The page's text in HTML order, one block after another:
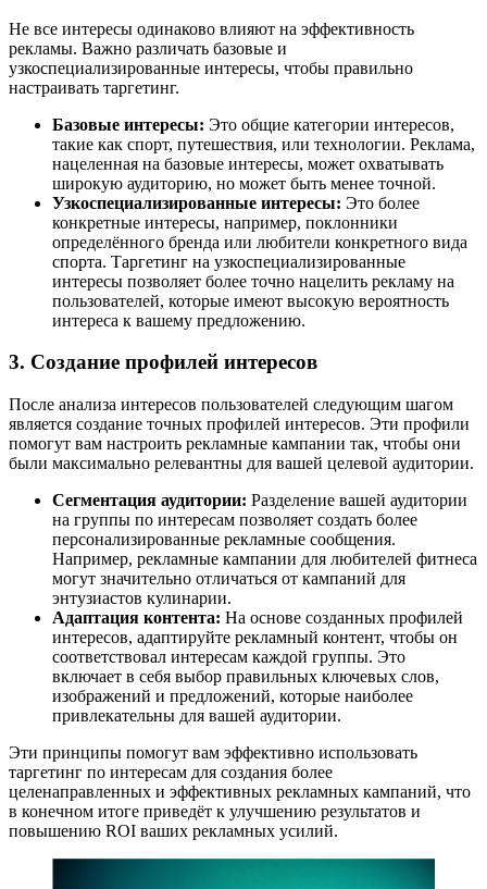
Не все интересы одинаково влияют на эффективность
рекламы. Важно различать базовые и
узкоспециализированные интересы, чтобы правильно
настраивать таргетинг.
Базовые интересы: Это общие категории интересов,
такие как спорт, путешествия, или технологии. Реклама,
нацеленная на базовые интересы, может охватывать
широкую аудиторию, но может быть менее точной.
Узкоспециализированные интересы: Это более
конкретные интересы, например, поклонники
определённого бренда или любители конкретного вида
спорта. Таргетинг на узкоспециализированные
интересы позволяет более точно нацелить рекламу на
пользователей, которые имеют высокую вероятность
интереса к вашему предложению.
3. Создание профилей интересов
После анализа интересов пользователей следующим шагом
является создание точных профилей интересов. Эти профили
помогут вам настроить рекламные кампании так, чтобы они
были максимально релевантны для вашей целевой аудитории.
Сегментация аудитории: Разделение вашей аудитории
на группы по интересам позволяет создать более
персонализированные рекламные сообщения.
Например, рекламные кампании для любителей фитнеса
могут значительно отличаться от кампаний для
энтузиастов кулинарии.
Адаптация контента: На основе созданных профилей
интересов, адаптируйте рекламный контент, чтобы он
соответствовал интересам каждой группы. Это
включает в себя выбор правильных ключевых слов,
изображений и предложений, которые наиболее
привлекательны для вашей аудитории.
Эти принципы помогут вам эффективно использовать
таргетинг по интересам для создания более
целенаправленных и эффективных рекламных кампаний, что
в конечном итоге приведёт к улучшению результатов и
повышению ROI ваших рекламных усилий.